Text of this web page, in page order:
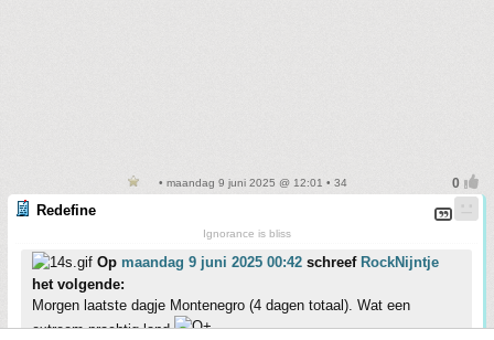
• maandag 9 juni 2025 @ 12:01 • 34
Redefine
Ignorance is bliss
Op maandag 9 juni 2025 00:42 schreef RockNijntje
het volgende:
Morgen laatste dagje Montenegro (4 dagen totaal). Wat een
extreem prachtig land